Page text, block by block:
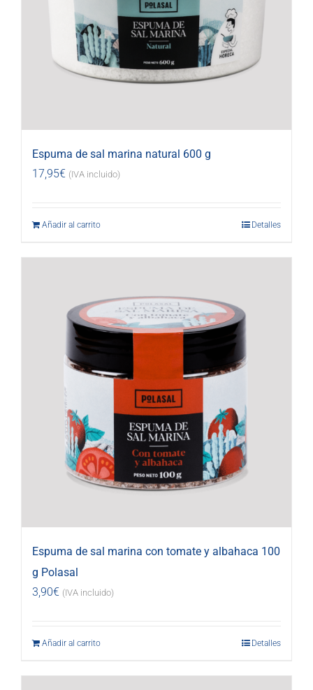
Espuma de sal marina natural 600 g
17,95€ (IVA incluido)
Añadir al carrito Detalles
Espuma de sal marina con tomate y albahaca 100
g Polasal
3,90€ (IVA incluido)
Añadir al carrito Detalles